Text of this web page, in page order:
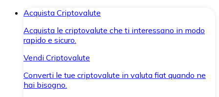
Acquista Criptovalute
Acquista le criptovalute che ti interessano in modo
rapido e sicuro.
Vendi Criptovalute
Converti le tue criptovalute in valuta fiat quando ne
hai bisogno.